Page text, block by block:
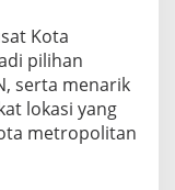
Kota
pilihan
serta menarik
lokasi yang
metropolitan